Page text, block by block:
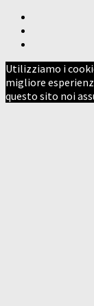
Utilizziamo i
migliore
questo sito noi